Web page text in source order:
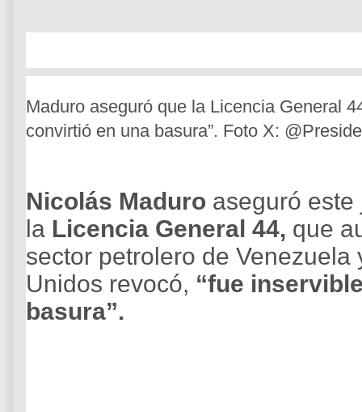
Maduro aseguró que la Licencia General
convirtió en una basura”. Foto X:
Nicolás Maduro aseguró
la Licencia General 44, que
sector petrolero de
Unidos revocó, “fue
basura”.